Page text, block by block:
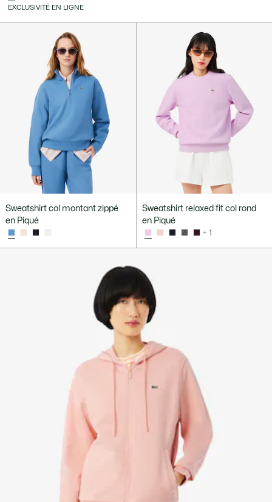
EXCLUSIVITÉ EN LIGNE
Sweatshirt col montant zippé
en Piqué
Sweatshirt relaxed fit col rond
en Piqué
+ 1